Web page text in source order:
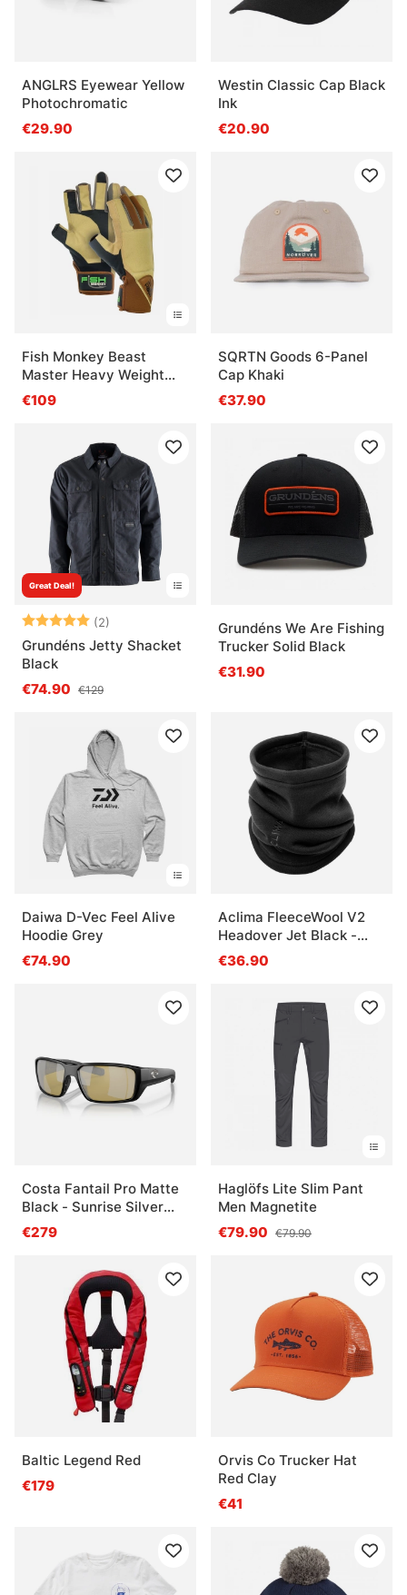
ANGLRS Eyewear Yellow
Photochromatic
€29.90
Westin Classic Cap Black
Ink
€20.90
Fish Monkey Beast
Master Heavy Weight
Wiring Glove Charles
Perry Edition
€109
SQRTN Goods 6-Panel
Cap Khaki
€37.90
Great Deal!
Beoordeling:
(2)
Grundéns Jetty Shacket
Black
€74.90 €129
Grundéns We Are Fishing
Trucker Solid Black
€31.90
Daiwa D-Vec Feel Alive
Hoodie Grey
€74.90
Aclima FleeceWool V2
Headover Jet Black -
Onesize
€36.90
Costa Fantail Pro Matte
Black - Sunrise Silver
Mirror 580G
€279
Haglöfs Lite Slim Pant
Men Magnetite
€79.90 €79.90
Baltic Legend Red
€179
Orvis Co Trucker Hat
Red Clay
€41